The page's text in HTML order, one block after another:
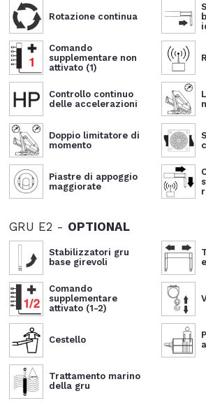
Rotazione continua
Comando
supplementare non
attivato (1)
Controllo continuo
delle accelerazioni
Doppio limitatore di
momento
Piastre di appoggio
maggiorate
GRU E2 - OPTIONAL
Stabilizzatori gru
base girevoli
Comando
supplementare
attivato (1-2)
Cestello
Trattamento marino
della gru